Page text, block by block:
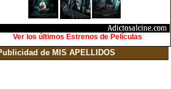
Ver los últimos Estrenos de Películas
de MIS APELLIDOS